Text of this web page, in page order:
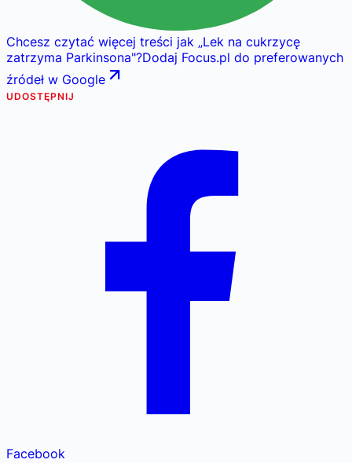
Chcesz czytać więcej treści jak „Lek na cukrzycę
zatrzyma Parkinsona"?Dodaj Focus.pl do preferowanych
źródeł w Google
UDOSTĘPNIJ
Facebook